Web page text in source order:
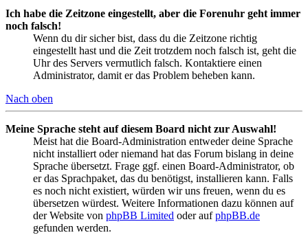
Ich habe die Zeitzone eingestellt, aber die Forenuhr geht immer
noch falsch!
Wenn du dir sicher bist, dass du die Zeitzone richtig
eingestellt hast und die Zeit trotzdem noch falsch ist, geht die
Uhr des Servers vermutlich falsch. Kontaktiere einen
Administrator, damit er das Problem beheben kann.
Nach oben
Meine Sprache steht auf diesem Board nicht zur Auswahl!
Meist hat die Board-Administration entweder deine Sprache
nicht installiert oder niemand hat das Forum bislang in deine
Sprache übersetzt. Frage ggf. einen Board-Administrator, ob
er das Sprachpaket, das du benötigst, installieren kann. Falls
es noch nicht existiert, würden wir uns freuen, wenn du es
übersetzen würdest. Weitere Informationen dazu können auf
der Website von phpBB Limited oder aufphpBB.de
gefunden werden.